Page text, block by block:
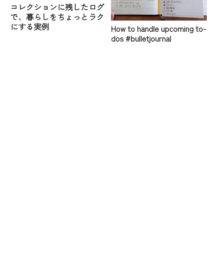
コレクションに残したログ
で、暮らしをちょっとラク
にする実例
How to handle upcoming to-
dos #bulletjournal